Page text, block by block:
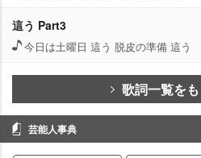
這う Part3
今日は土曜日 這う 脱皮の準備 這う
歌詞一覧を
芸能人事典